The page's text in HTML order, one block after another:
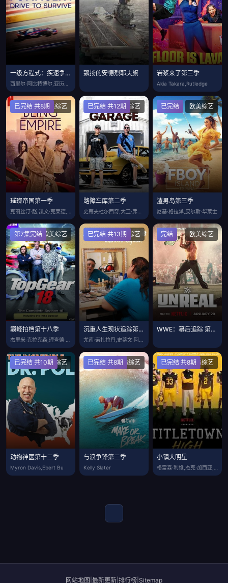
一级方程式：疾速争胜第二季2020 飘扬的安德烈耶夫旗 岩浆来了第三季
Akia Takara,Rutledge
欧美综艺
已完结 共8期
璀璨帝国第一季
欧美综艺
已完结 共12期
路障车库第二季
欧美综艺
已完结
渣男岛第三季
尼基·格拉泽,皮尔斯·华莱士
欧美综艺
第7集完结
巅峰拍档第十八季
欧美综艺
已完结 共13期
沉重人生现状追踪第四季
欧美综艺
完结
WWE：幕后追踪 第二季
欧美综艺
已完结 共10期
动物神医第十二季
Myron Davis,Ebert Bu
欧美综艺
已完结 共8期
与浪争锋第二季
Kelly Slater
欧美综艺
已完结 共8期
小镇大明星
网站地图 最新更新 排行榜 Sitemap